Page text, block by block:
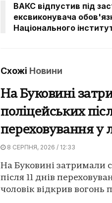
ВАКС відпустив під
ексвиконувача
Національного
Схожі Новини
На Буковині
поліцейських
переховування у
8 СЕРПНЯ, 2026 / 12:33
На Буковині затримали
після 11 днів
чоловік відкрив вогонь